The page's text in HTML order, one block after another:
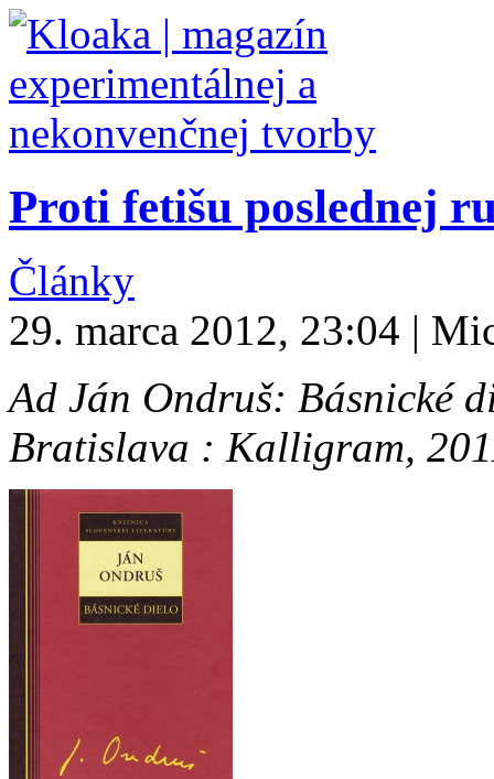
Proti fetišu poslednej
Články
29. marca 2012, 23:04 |
Ad Ján Ondruš: Básnické
Bratislava : Kalligram,